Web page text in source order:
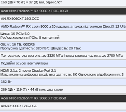
168 (Ш) × 70 (Г) × 37 (В) мм, один слот
Acer Nitro Radeon™ RX 9060 XT OC 16GB
AN-RX9060XT-16G-OCC
AMD Radeon™ RX серії 9000 з 20 ядрами, а також підтримкою DirectX 12
Шина: 16 PCIe 5.0
Роз’єм живлення PCIe: 8-контактний
Обсяг: 16 ГБ, GDDR6
Пропускна здатність: 320 ГБ/с Швидкість: 20 ГБ/с
Тактова частота розгону: до 3320 МГц Ігрова тактова частота: до 2780 МГц
Подвійні осьові вентилятори
HDMI 2.1a, 2 порти DisplayPort 2.1
Максимальна цифрова роздільна здатність: 8K Одночасне відображення: 3
182 Вт
269 (Ш) × 119 (Г) × 44 (В) мм, два слоти
Acer Nitro Radeon™ RX 9060 XT OC 8GB
AN-RX9060XT-8G-OCC